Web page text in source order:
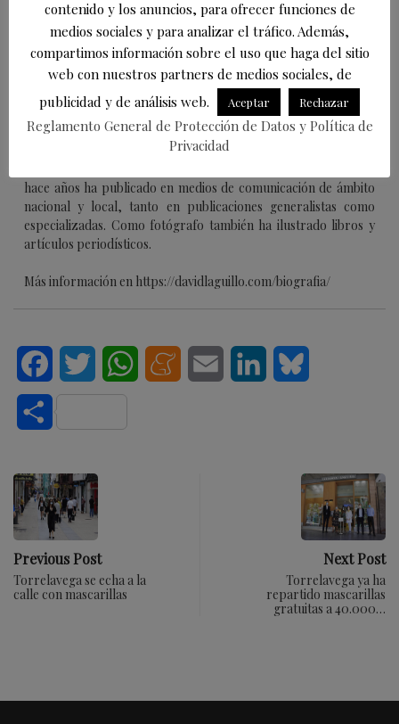
Acerca de
David Laguillo
PeriodistaenEsTorrelavega
David Laguillo (Torrelavega, 1975) es un
hace años ha publicado en medios de comunicación de ámbito
nacional y local, tanto en publicaciones generalistas como
especializadas. Como fotógrafo también ha ilustrado libros y
artículos periodísticos.
Más información en https://davidlaguillo.com/biografia/
FacebookTwitter WhatsAppMeneameEmail LinkedIn
Compartir
Previous Post
Torrelavega se echa a la
calle con mascarillas
Next Post
Torrelavega ya ha
repartido mascarillas
gratuitas a 40.000…
contenido y los anuncios, para ofrecer funciones de
medios sociales y para analizar el tráfico. Además,
compartimos información sobre el uso que haga del sitio
web con nuestros partners de medios sociales, de
publicidad y de análisis web.
Aceptar Rechazar
Reglamento General de Protección de Datos y Política de
Privacidad